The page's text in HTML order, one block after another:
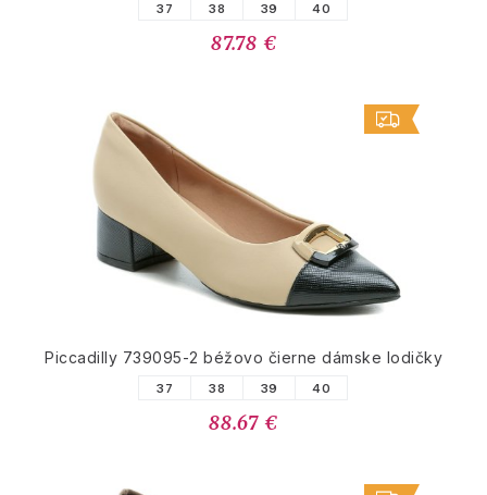
37 38 39 40
87.78 €
Piccadilly 739095-2 béžovo čierne dámske lodičky
37 38 39 40
88.67 €